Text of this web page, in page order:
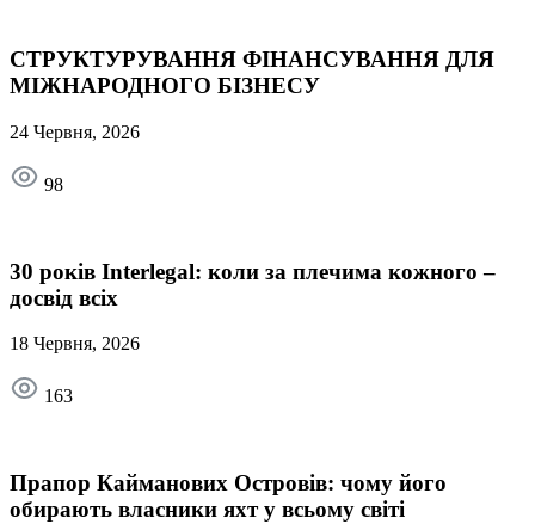
СТРУКТУРУВАННЯ ФІНАНСУВАННЯ ДЛЯ
МІЖНАРОДНОГО БІЗНЕСУ
24 Червня, 2026
98
30 років Interlegal: коли за плечима кожного –
досвід всіх
18 Червня, 2026
163
Прапор Кайманових Островів: чому його
обирають власники яхт у всьому світі